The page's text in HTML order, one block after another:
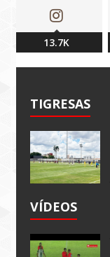
13.7K
TIGRESAS
VÍDEOS